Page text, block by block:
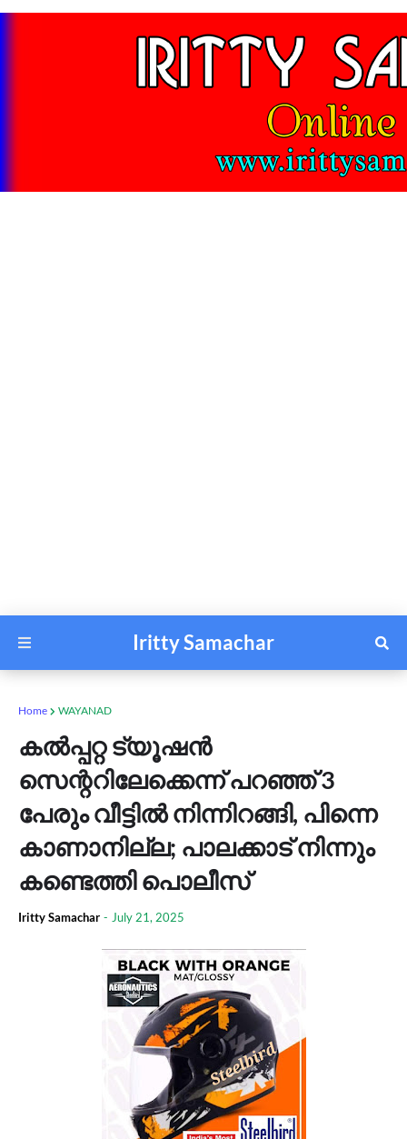
Iritty Samachar
Home WAYANAD
കല്‍പ്പറ്റ ട്യൂഷൻ
സെന്ററിലേക്കെന്ന് പറഞ്ഞ് 3
പേരും വീട്ടിൽ നിന്നിറങ്ങി, പിന്നെ
കാണാനില്ല; പാലക്കാട് നിന്നും
കണ്ടെത്തി പൊലീസ്
Iritty Samachar - July 21, 2025